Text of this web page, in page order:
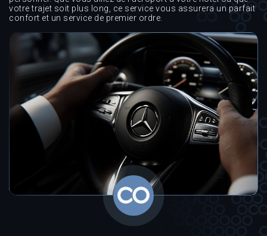
votre trajet soit plus long, ce service vous assurera un parfait
confort et un service de premier ordre.